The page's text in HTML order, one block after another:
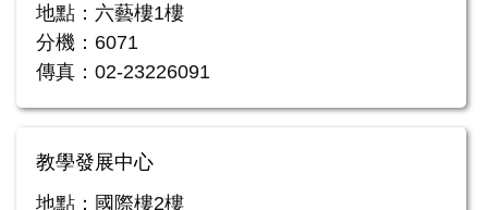
地點：六藝樓1樓
分機：6071
傳真：02-23226091
教學發展中心
地點：國際樓2樓